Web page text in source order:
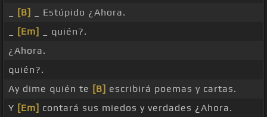
[B]
_ Estúpido ¿Ahora.
[Em]
_ quién?.
¿Ahora.
quién?.
Ay dime quién te [B] escribirá poemas y cartas.
Y [Em] contará sus miedos y verdades ¿Ahora.